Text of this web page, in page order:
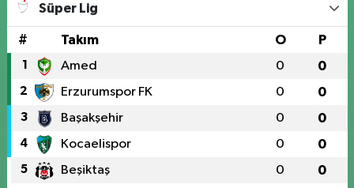
Süper Lig
# Takım O P
1 Amed 0 0
2 Erzurumspor FK 0 0
3 Başakşehir 0 0
4 Kocaelispor 0 0
5 Beşiktaş 0 0